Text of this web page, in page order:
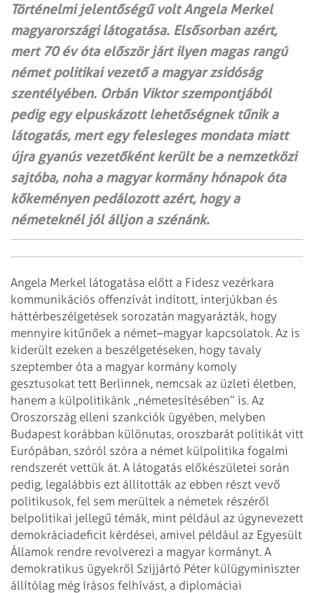
Történelmi jelentőségű volt Angela Merkel
magyarországi látogatása. Elsősorban azért,
mert 70 év óta először járt ilyen magas rangú
német politikai vezető a magyar zsidóság
szentélyében. Orbán Viktor szempontjából
pedig egy elpuskázott lehetőségnek tűnik a
látogatás, mert egy felesleges mondata miatt
újra gyanús vezetőként került be a nemzetközi
sajtóba, noha a magyar kormány hónapok óta
kőkeményen pedálozott azért, hogy a
németeknél jól álljon a szénánk.
Angela Merkel látogatása előtt a Fidesz vezérkara
kommunikációs offenzívát indított, interjúkban és
háttérbeszélgetések sorozatán magyarázták, hogy
mennyire kitűnőek a német–magyar kapcsolatok. Az is
kiderült ezeken a beszélgetéseken, hogy tavaly
szeptember óta a magyar kormány komoly
gesztusokat tett Berlinnek, nemcsak az üzleti életben,
hanem a külpolitikánk „németesítésében” is. Az
Oroszország elleni szankciók ügyében, melyben
Budapest korábban különutas, oroszbarát politikát vitt
Európában, szóról szóra a német külpolitika fogalmi
rendszerét vettük át. A látogatás előkészületei során
pedig, legalábbis ezt állították az ebben részt vevő
politikusok, fel sem merültek a németek részéről
belpolitikai jellegű témák, mint például az úgynevezett
demokráciadeficit kérdései, amivel például az Egyesült
Államok rendre revolverezi a magyar kormányt. A
demokratikus ügyekről Szijjártó Péter külügyminiszter
állítólag még írásos felhívást, a diplomáciai